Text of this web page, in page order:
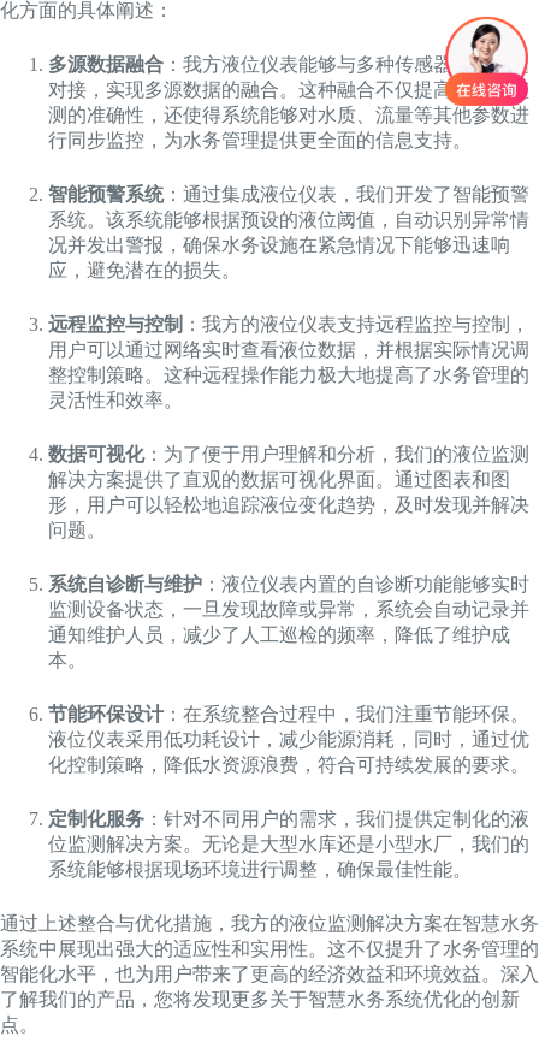
化方面的具体阐述：
多源数据融合 ：我方液位仪表能够与多种传感器数据无缝
对接，实现多源数据的融合。这种融合不仅提高了液位监
测的准确性，还使得系统能够对水质、流量等其他参数进
行同步监控，为水务管理提供更全面的信息支持。
智能预警系统：通过集成液位仪表，我们开发了智能预警
系统。该系统能够根据预设的液位阈值，自动识别异常情
况并发出警报，确保水务设施在紧急情况下能够迅速响
应，避免潜在的损失。
远程监控与控制 ：我方的液位仪表支持远程监控与控制，
用户可以通过网络实时查看液位数据，并根据实际情况调
整控制策略。这种远程操作能力极大地提高了水务管理的
灵活性和效率。
数据可视化：为了便于用户理解和分析，我们的液位监测
解决方案提供了直观的数据可视化界面。通过图表和图
形，用户可以轻松地追踪液位变化趋势，及时发现并解决
问题。
系统自诊断与维护 ：液位仪表内置的自诊断功能能够实时
监测设备状态，一旦发现故障或异常，系统会自动记录并
通知维护人员，减少了人工巡检的频率，降低了维护成
本。
节能环保设计 ：在系统整合过程中，我们注重节能环保。
液位仪表采用低功耗设计，减少能源消耗，同时，通过优
化控制策略，降低水资源浪费，符合可持续发展的要求。
定制化服务 ：针对不同用户的需求，我们提供定制化的液
位监测解决方案。无论是大型水库还是小型水厂，我们的
系统能够根据现场环境进行调整，确保最佳性能。
通过上述整合与优化措施，我方的液位监测解决方案在智慧水务
系统中展现出强大的适应性和实用性。这不仅提升了水务管理的
智能化水平，也为用户带来了更高的经济效益和环境效益。深入
了解我们的产品，您将发现更多关于智慧水务系统优化的创新
点。